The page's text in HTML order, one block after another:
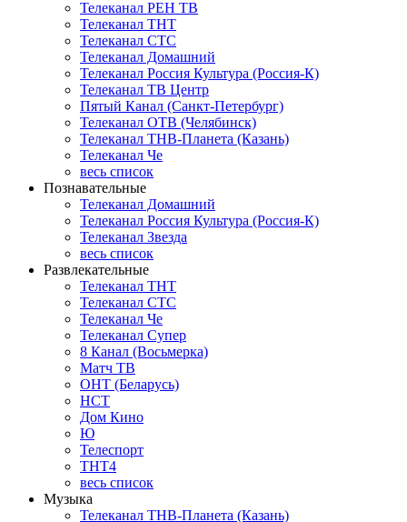
Телеканал РЕН ТВ
Телеканал ТНТ
Телеканал СТС
Телеканал Домашний
Телеканал Россия Культура (Россия-К)
Телеканал ТВ Центр
Пятый Канал (Санкт-Петербург)
Телеканал ОТВ (Челябинск)
Телеканал ТНВ-Планета (Казань)
Телеканал Че
весь список
Познавательные
Телеканал Домашний
Телеканал Россия Культура (Россия-К)
Телеканал Звезда
весь список
Развлекательные
Телеканал ТНТ
Телеканал СТС
Телеканал Че
Телеканал Супер
8 Канал (Восьмерка)
Матч ТВ
ОНТ (Беларусь)
НСТ
Дом Кино
Ю
Телеспорт
ТНТ4
весь список
Музыка
Телеканал ТНВ-Планета (Казань)